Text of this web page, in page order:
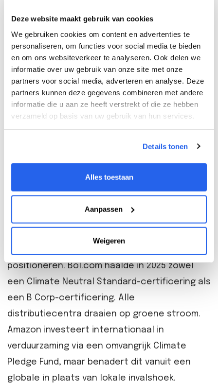
Deze website maakt gebruik van cookies
We gebruiken cookies om content en advertenties te
personaliseren, om functies voor social media te bieden
en om ons websiteverkeer te analyseren. Ook delen we
informatie over uw gebruik van onze site met onze
partners voor social media, adverteren en analyse. Deze
partners kunnen deze gegevens combineren met andere
informatie die u aan ze heeft verstrekt of die ze hebben
verzameld op basis van uw gebruik van hun services.
Details tonen
Alles toestaan
Aanpassen
Weigeren
Amazon NL biedt Brand Analytics waarmee je
het zoekgedrag van kopers in kaart brengt, en
een internationaal fulfilmentnetwerk voor
opslag en verzending richting meerdere
Europese landen. Via Seller University zijn
gratis trainingen beschikbaar. De toolset is
krachtig voor internationale groei, maar
Duurzaamheid: steeds relevanter voor verkopers
positioneren. Bol.com haalde in 2025 zowel
een Climate Neutral Standard-certificering als
een B Corp-certificering. Alle
distributiecentra draaien op groene stroom.
Amazon investeert internationaal in
verduurzaming via een omvangrijk Climate
Pledge Fund, maar benadert dit vanuit een
globale in plaats van lokale invalshoek.